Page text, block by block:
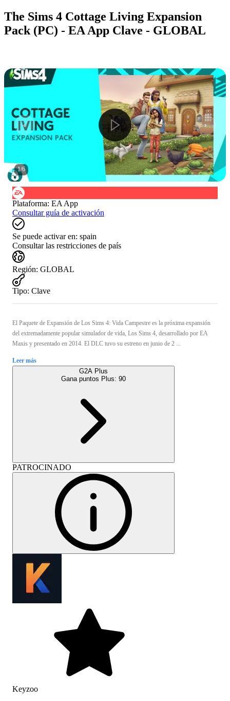
The Sims 4 Cottage Living Expansion
Pack (PC) - EA App Clave - GLOBAL
1/6
Plataforma: EA App
Consultar guía de activación
Se puede activar en: spain
Consultar las restricciones de país
Región: GLOBAL
Tipo: Clave
El Paquete de Expansión de Los Sims 4: Vida Campestre es la próxima expansión
del extremadamente popular simulador de vida, Los Sims 4, desarrollado por EA
Maxis y presentado en 2014. El DLC tuvo su estreno en junio de 2 ...
Leer más
G2A Plus
Gana puntos Plus: 90
PATROCINADO
Keyzoo